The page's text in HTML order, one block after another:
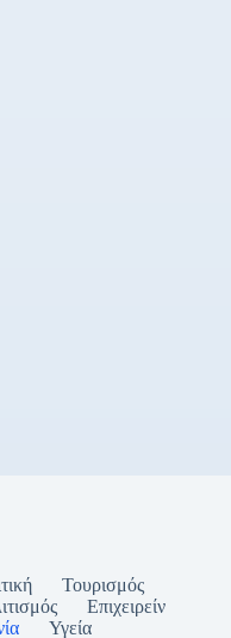
Τουρισμός
Επιχειρείν
Υγεία